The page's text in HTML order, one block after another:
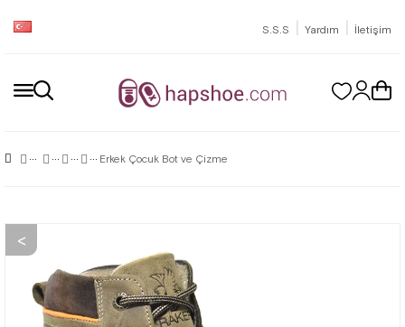
S.S.S | Yardım | İletişim
Erkek Çocuk Bot ve Çizme